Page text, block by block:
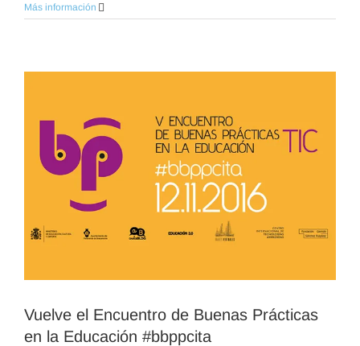
Más información
Vuelve el Encuentro de Buenas Prácticas
en la Educación #bbppcita